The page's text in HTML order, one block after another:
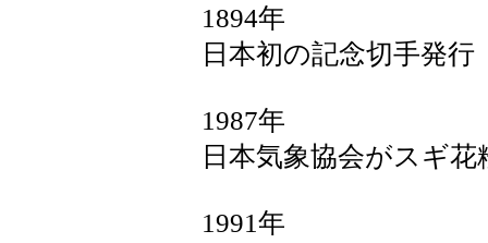
1894年
日本初の記念切手発行
1987年
日本気象協会がスギ花
1991年